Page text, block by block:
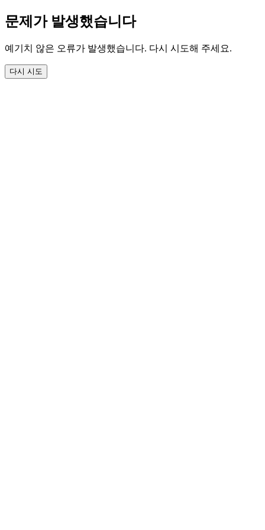
문제가 발생했습니다
예기치 않은 오류가 발생했습니다. 다시 시도해 주세요.
다시 시도